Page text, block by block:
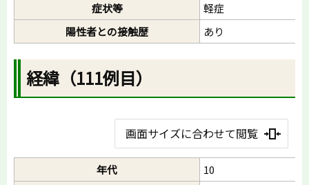
症状等
軽症
陽性者との接触歴
あり
経緯（111例目）
画面サイズに合わせて閲覧
年代
10